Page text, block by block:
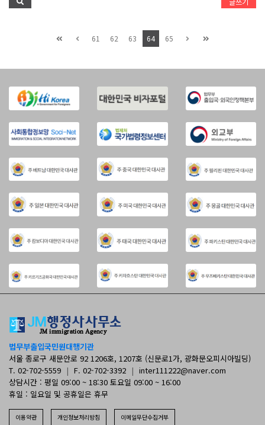
61 62 63 64 65
법무부출입국민원대행기관
서울 종로구 새문안로 92 1206호, 1207호 (신문로1가, 광화문오피시아빌딩)
T. 02-702-5559 | F. 02-702-3392 | inter111222@naver.com
상담시간 : 평일 09:00 ~ 18:30 토요일 09:00 ~ 16:00
휴일 : 일요일 및 공휴일은 휴무
이용약관 개인정보처리방침 이메일무단수집거부